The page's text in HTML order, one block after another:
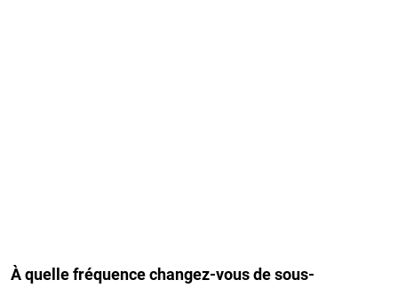
À quelle fréquence changez-vous de sous-